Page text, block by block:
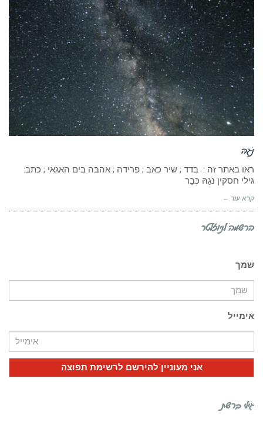
נֹגַהּ
ראו באתר זה : בדד ; שיר כאב ; פרידה ; אהבה בים האגאי ; כתב:
גילי חסקין נֹגַהּ כְּבָר
קרא עוד ←
הרשמה לניוזלטר
שמך
אימייל
גילי ברשת